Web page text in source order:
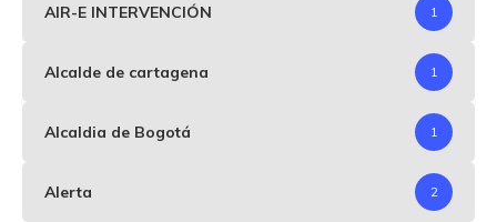
AIR-E INTERVENCIÓN 1
Alcalde de cartagena 1
Alcaldia de Bogotá 1
Alerta 2